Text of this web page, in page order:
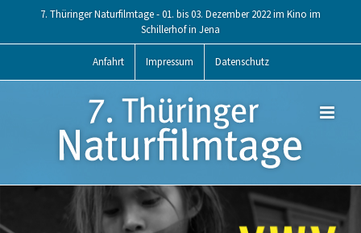
content
7. Thüringer Naturfilmtage - 01. bis 03. Dezember 2022 im Kino im
Schillerhof in Jena
Anfahrt Impressum Datenschutz